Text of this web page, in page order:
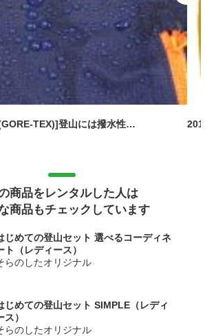
TEX)]登山には撥水性… 2017
商品をレンタルした人は
商品もチェックしています
じめての登山セット 選べるコーディネ
ト（レディース）
らのしたオリジナル
じめての登山セット SIMPLE（レディ
ス）
らのしたオリジナル